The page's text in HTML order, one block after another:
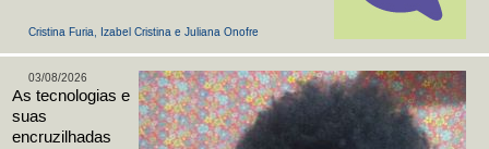
Cristina Furia, Izabel Cristina e Juliana Onofre
03/08/2026
As tecnologias e
suas
encruzilhadas